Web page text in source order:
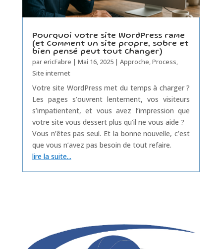
Pourquoi votre site WordPress rame
(et comment un site propre, sobre et
bien pensé peut tout changer)
parericFabre | Mai 16, 2025| Approche,Process,
Site internet
Votre site WordPress met du temps à charger ?
Les pages s’ouvrent lentement, vos visiteurs
s’impatientent, et vous avez l’impression que
votre site vous dessert plus qu’il ne vous aide ?
Vous n’êtes pas seul. Et la bonne nouvelle, c’est
que vous n’avez pas besoin de tout refaire.
lire la suite...